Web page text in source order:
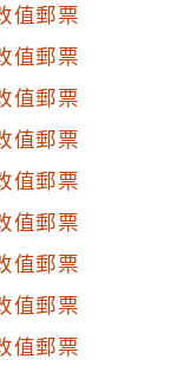
值郵票
值郵票
值郵票
值郵票
值郵票
值郵票
值郵票
值郵票
值郵票